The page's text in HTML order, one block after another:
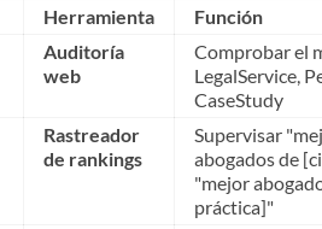
Herramienta
Función
Auditoría
web
Comprobar el
LegalService,
CaseStudy
Rastreador
de rankings
Supervisar
abogados de
"mejor
práctica]"